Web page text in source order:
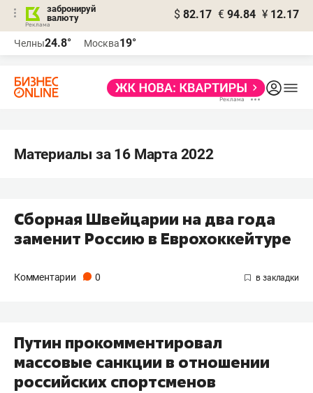
забронируй
валюту
$ 82.17 € 94.84 ¥ 12.17
Челны24.8° Москва19°
Материалы за 16 Марта 2022
Сборная Швейцарии на два года
заменит Россию в Еврохоккейтуре
Комментарии 0
Путин прокомментировал
массовые санкции в отношении
российских спортсменов